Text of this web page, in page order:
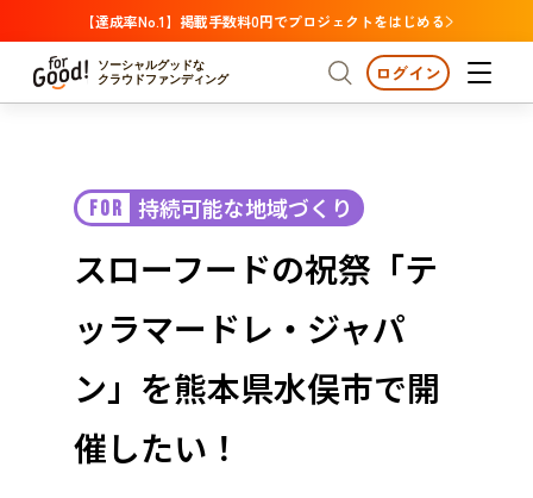
【達成率No.1】掲載手数料0円でプロジェクトをはじめる
ソーシャルグッドな
クラウドファンディング
プロジェクトからさがす 注目
カテゴリーからさがす 国際協力
人権・マイノリティ
関東
注目 新着
支援金額が多い
支援人数が多い
終了日が近い
カテゴリーからさがす
国際協力 医療・福祉
子ども・教育
環境・エシカル
人権・マイノリティ
社会貢献
地域からさがす
ログイン
FOR 持続可能な地域づくり
スローフードの祝祭「テ
ッラマードレ・ジャパ
ン」を熊本県水俣市で開
催したい！